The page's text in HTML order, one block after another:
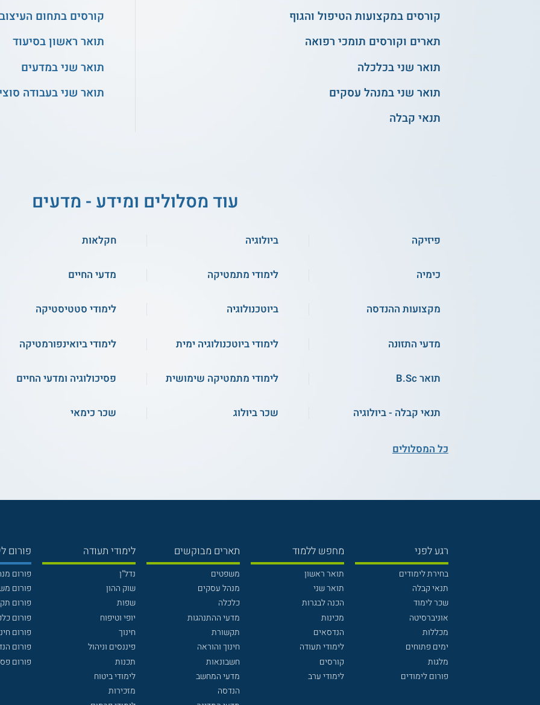
קורסים במקצועות הטיפול והגוף
תארים וקורסים תומכי רפואה
תואר שני בכלכלה
תואר שני במנהל עסקים
תנאי קבלה
קורסים בתחום
תואר ראשון בסיעוד
תואר שני במדעים
תואר שני בעבודה
עוד מסלולים ומידע - מדעים
פיזיקה ביולוגיה חקלאות
כימיה לימודי מתמטיקה מדעי החיים
מקצועות ההנדסה ביוטכנולוגיה לימודי סטטיסטיקה
מדעי התזונה לימודי ביוטכנולוגיה ימית לימודי ביואינפורמטיקה
תואר B.Sc לימודי מתמטיקה שימושית פסיכולוגיה ומדעי החיים
תנאי קבלה - ביולוגיה שכר ביולוג שכר כימאי
כל המסלולים
רגע לפני
בחירת לימודים
תנאי קבלה
שכר לימוד
אוניברסיטה
מכללות
ימים פתוחים
מלגות
פורום לימודים
מחפש ללמוד
תואר ראשון
תואר שני
הכנה לבגרות
מכינות
הנדסאים
לימודי תעודה
קורסים
לימודי ערב
תארים מבוקשים
משפטים
מנהל עסקים
כלכלה
מדעי ההתנהגות
תקשורת
חינוך והוראה
חשבונאות
מדעי המחשב
הנדסה
לימודי תעודה
נדל"ן
שוק ההון
שפות
יופי וטיפוח
חינוך
פיננסים וניהול
תכנות
לימודי ביטוח
מזכירות
פורום
פורום
פורום
פורום
פורום
פורום
פורום
פורום